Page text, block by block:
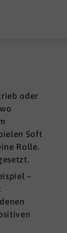
oder
Soft
Rolle.
–